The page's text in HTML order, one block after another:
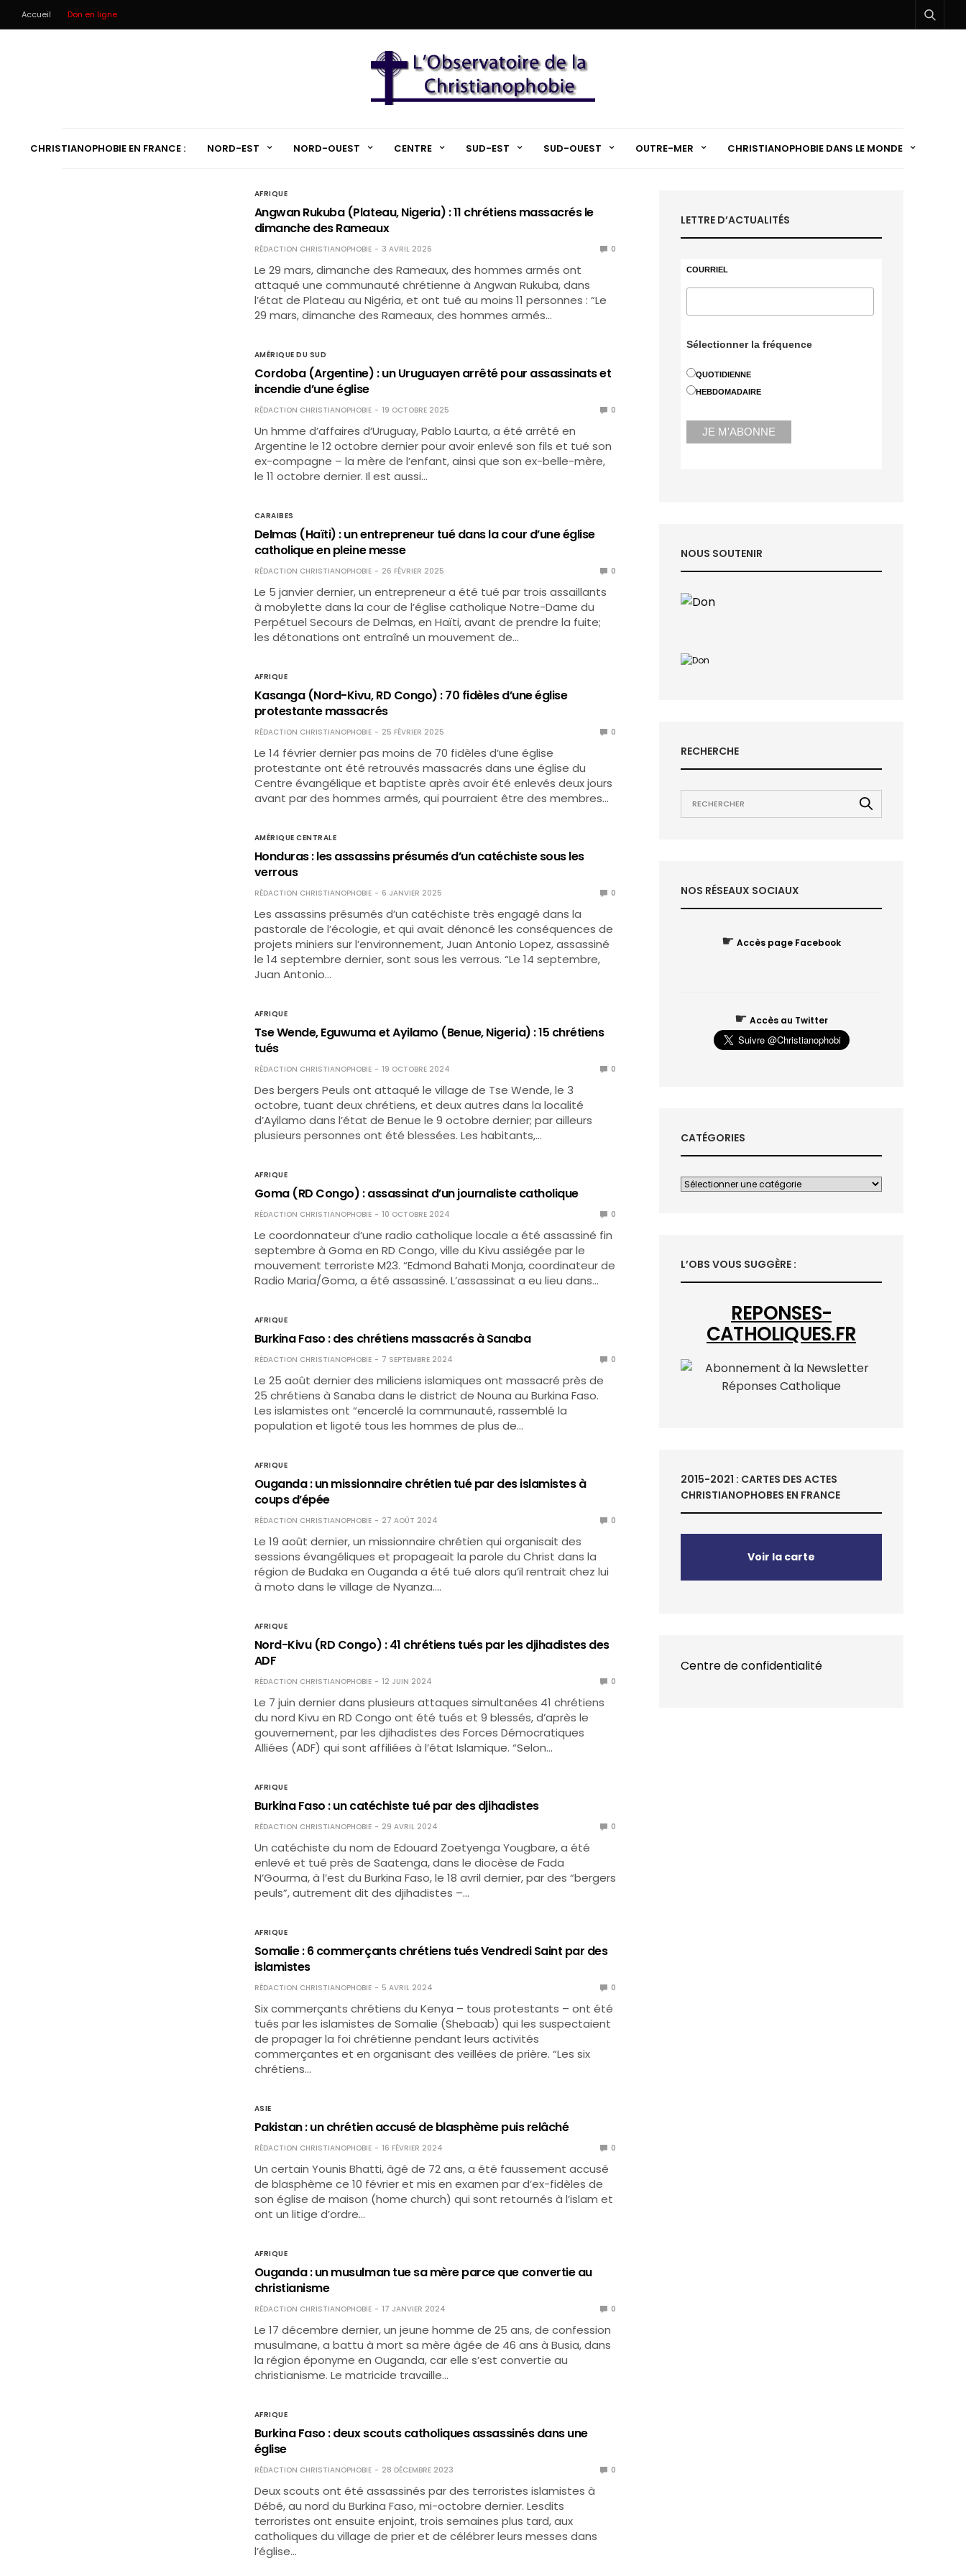
Accueil Don en ligne
CHRISTIANOPHOBIE EN FRANCE : NORD-EST NORD-OUEST CENTRE SUD-EST SUD-OUEST OUTRE-MER CHRISTIANOPHOBIE DANS LE MONDE
AFRIQUE
Angwan Rukuba (Plateau, Nigeria) : 11 chrétiens massacrés le
dimanche des Rameaux
RÉDACTION CHRISTIANOPHOBIE 3 AVRIL 2026 0
Le 29 mars, dimanche des Rameaux, des hommes armés ont
attaqué une communauté chrétienne à Angwan Rukuba, dans
l’état de Plateau au Nigéria, et ont tué au moins 11 personnes : “Le
29 mars, dimanche des Rameaux, des hommes armés…
AMÉRIQUE DU SUD
Cordoba (Argentine) : un Uruguayen arrêté pour assassinats et
incendie d’une église
RÉDACTION CHRISTIANOPHOBIE 19 OCTOBRE 2025 0
Un hmme d’affaires d’Uruguay, Pablo Laurta, a été arrêté en
Argentine le 12 octobre dernier pour avoir enlevé son fils et tué son
ex-compagne – la mère de l’enfant, ainsi que son ex-belle-mère,
le 11 octobre dernier. Il est aussi…
CARAIBES
Delmas (Haïti) : un entrepreneur tué dans la cour d’une église
catholique en pleine messe
RÉDACTION CHRISTIANOPHOBIE 26 FÉVRIER 2025 0
Le 5 janvier dernier, un entrepreneur a été tué par trois assaillants
à mobylette dans la cour de l’église catholique Notre-Dame du
Perpétuel Secours de Delmas, en Haïti, avant de prendre la fuite;
les détonations ont entraîné un mouvement de…
AFRIQUE
Kasanga (Nord-Kivu, RD Congo) : 70 fidèles d’une église
protestante massacrés
RÉDACTION CHRISTIANOPHOBIE 25 FÉVRIER 2025 0
Le 14 février dernier pas moins de 70 fidèles d’une église
protestante ont été retrouvés massacrés dans une église du
Centre évangélique et baptiste après avoir été enlevés deux jours
avant par des hommes armés, qui pourraient être des membres…
AMÉRIQUE CENTRALE
Honduras : les assassins présumés d’un catéchiste sous les
verrous
RÉDACTION CHRISTIANOPHOBIE 6 JANVIER 2025 0
Les assassins présumés d’un catéchiste très engagé dans la
pastorale de l’écologie, et qui avait dénoncé les conséquences de
projets miniers sur l’environnement, Juan Antonio Lopez, assassiné
le 14 septembre dernier, sont sous les verrous. “Le 14 septembre,
Juan Antonio…
AFRIQUE
Tse Wende, Eguwuma et Ayilamo (Benue, Nigeria) : 15 chrétiens
tués
RÉDACTION CHRISTIANOPHOBIE 19 OCTOBRE 2024 0
Des bergers Peuls ont attaqué le village de Tse Wende, le 3
octobre, tuant deux chrétiens, et deux autres dans la localité
d’Ayilamo dans l’état de Benue le 9 octobre dernier; par ailleurs
plusieurs personnes ont été blessées. Les habitants,…
AFRIQUE
Goma (RD Congo) : assassinat d’un journaliste catholique
RÉDACTION CHRISTIANOPHOBIE 10 OCTOBRE 2024 0
Le coordonnateur d’une radio catholique locale a été assassiné fin
septembre à Goma en RD Congo, ville du Kivu assiégée par le
mouvement terroriste M23. “Edmond Bahati Monja, coordinateur de
Radio Maria/Goma, a été assassiné. L’assassinat a eu lieu dans…
AFRIQUE
Burkina Faso : des chrétiens massacrés à Sanaba
RÉDACTION CHRISTIANOPHOBIE 7 SEPTEMBRE 2024 0
Le 25 août dernier des miliciens islamiques ont massacré près de
25 chrétiens à Sanaba dans le district de Nouna au Burkina Faso.
Les islamistes ont “encerclé la communauté, rassemblé la
population et ligoté tous les hommes de plus de…
AFRIQUE
Ouganda : un missionnaire chrétien tué par des islamistes à
coups d’épée
RÉDACTION CHRISTIANOPHOBIE 27 AOÛT 2024 0
Le 19 août dernier, un missionnaire chrétien qui organisait des
sessions évangéliques et propageait la parole du Christ dans la
région de Budaka en Ouganda a été tué alors qu’il rentrait chez lui
à moto dans le village de Nyanza.…
AFRIQUE
Nord-Kivu (RD Congo) : 41 chrétiens tués par les djihadistes des
ADF
RÉDACTION CHRISTIANOPHOBIE 12 JUIN 2024 0
Le 7 juin dernier dans plusieurs attaques simultanées 41 chrétiens
du nord Kivu en RD Congo ont été tués et 9 blessés, d’après le
gouvernement, par les djihadistes des Forces Démocratiques
Alliées (ADF) qui sont affiliées à l’état Islamique. “Selon…
AFRIQUE
Burkina Faso : un catéchiste tué par des djihadistes
RÉDACTION CHRISTIANOPHOBIE 29 AVRIL 2024 0
Un catéchiste du nom de Edouard Zoetyenga Yougbare, a été
enlevé et tué près de Saatenga, dans le diocèse de Fada
N’Gourma, à l’est du Burkina Faso, le 18 avril dernier, par des “bergers
peuls”, autrement dit des djihadistes –…
AFRIQUE
Somalie : 6 commerçants chrétiens tués Vendredi Saint par des
islamistes
RÉDACTION CHRISTIANOPHOBIE 5 AVRIL 2024 0
Six commerçants chrétiens du Kenya – tous protestants – ont été
tués par les islamistes de Somalie (Shebaab) qui les suspectaient
de propager la foi chrétienne pendant leurs activités
commerçantes et en organisant des veillées de prière. “Les six
chrétiens…
ASIE
Pakistan : un chrétien accusé de blasphème puis relâché
RÉDACTION CHRISTIANOPHOBIE 16 FÉVRIER 2024 0
Un certain Younis Bhatti, âgé de 72 ans, a été faussement accusé
de blasphème ce 10 février et mis en examen par d’ex-fidèles de
son église de maison (home church) qui sont retournés à l’islam et
ont un litige d’ordre…
AFRIQUE
Ouganda : un musulman tue sa mère parce que convertie au
christianisme
RÉDACTION CHRISTIANOPHOBIE 17 JANVIER 2024 0
Le 17 décembre dernier, un jeune homme de 25 ans, de confession
musulmane, a battu à mort sa mère âgée de 46 ans à Busia, dans
la région éponyme en Ouganda, car elle s’est convertie au
christianisme. Le matricide travaille…
AFRIQUE
Burkina Faso : deux scouts catholiques assassinés dans une
église
RÉDACTION CHRISTIANOPHOBIE 28 DÉCEMBRE 2023 0
Deux scouts ont été assassinés par des terroristes islamistes à
Débé, au nord du Burkina Faso, mi-octobre dernier. Lesdits
terroristes ont ensuite enjoint, trois semaines plus tard, aux
catholiques du village de prier et de célébrer leurs messes dans
l’église…
LETTRE D’ACTUALITÉS
COURRIEL
Sélectionner la fréquence
QUOTIDIENNE
HEBDOMADAIRE
NOUS SOUTENIR
RECHERCHE
NOS RÉSEAUX SOCIAUX
☛ Accès page Facebook
☛ Accès au Twitter
CATÉGORIES
L’OBS VOUS SUGGÈRE :
REPONSES-
CATHOLIQUES.FR
2015-2021 : CARTES DES ACTES
CHRISTIANOPHOBES EN FRANCE
Voir la carte
Centre de confidentialité